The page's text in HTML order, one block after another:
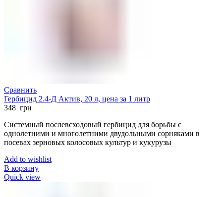
Сравнить
Гербицид 2.4-Д Актив, 20 л, цена за 1 литр
348 грн
Системный послевсходовый гербицид для борьбы с
однолетними и многолетними двудольными сорняками в
посевах зерновых колосовых культур и кукурузы
Add to wishlist
В корзину
Quick view